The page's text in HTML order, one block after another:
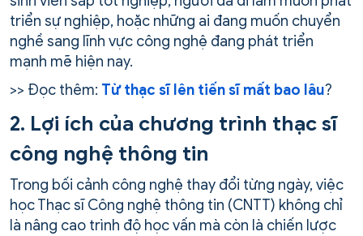
triển sự nghiệp, hoặc những ai đang muốn chuyển
nghề sang lĩnh vực công nghệ đang phát triển
mạnh mẽ hiện nay.
>> Đọc thêm: Từ thạc sĩ lên tiến sĩ mất bao lâu?
2. Lợi ích của chương trình thạc sĩ
công nghệ thông tin
Trong bối cảnh công nghệ thay đổi từng ngày, việc
học Thạc sĩ Công nghệ thông tin (CNTT) không chỉ
là nâng cao trình độ học vấn mà còn là chiến lược